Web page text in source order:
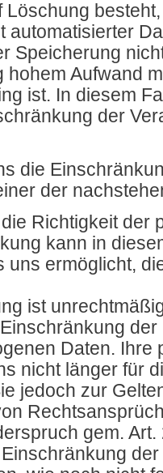
Löschung
automatisierter
Speicherung
hohem Aufwand
ist. In diesem
der
die
der
Richtigkeit der
kann in
uns ermöglicht,
ist
Daten. Ihre
nicht länger für
jedoch zur
gem.